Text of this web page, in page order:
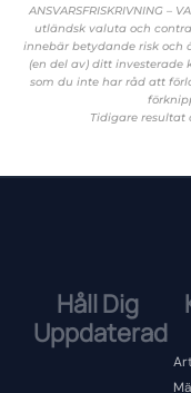
ANSVARSFRISKRIVNING –
utländsk valuta och
innebär betydande risk och
(en del av) ditt
som du inte har råd att
Tidigare
Håll Dig
Uppdaterad